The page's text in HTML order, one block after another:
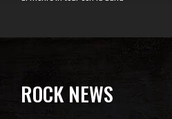
ROCK NEWS